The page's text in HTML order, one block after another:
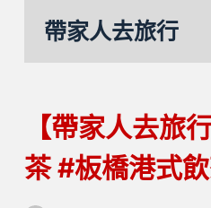
帶家人去旅行
【帶家人去旅
茶 #板橋港式